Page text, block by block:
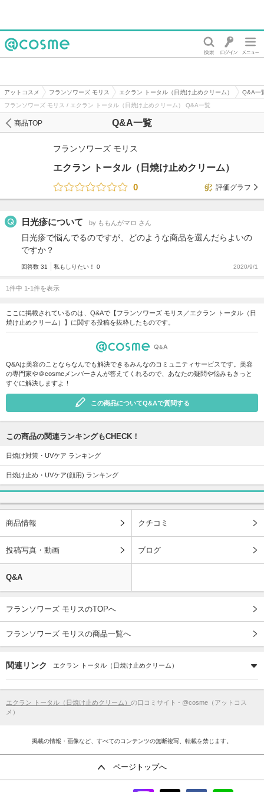
アットコスメ フランソワーズ モリス エクラン トータル（日焼け止めクリーム）
Q&A一
フランソワーズ モリス / エクラン トータル（日焼け止めクリーム） Q&A一覧
Q&A一覧
商品TOP
フランソワーズ モリス
エクラン トータル（日焼け止めクリーム）
0
評価グラフ
日光疹について by ももんがマロ さん
日光疹で悩んでるのですが、どのような商品を選んだらよいの
ですか？
回答数 31 私もしりたい！ 0 2020/9/1
1件中 1-1件を表示
ここに掲載されているのは、Q&Aで【フランソワーズ モリス／エクラン トータル（日
焼け止めクリーム）】に関する投稿を抜粋したものです。
Q&Aは美容のことならなんでも解決できるみんなのコミュニティサービスです。美容
の専門家や＠cosmeメンバーさんが答えてくれるので、あなたの疑問や悩みもきっと
すぐに解決しますよ！
この商品についてQ&Aで質問する
この商品の関連ランキングもCHECK！
日焼け対策・UVケア ランキング
日焼け止め・UVケア(顔用) ランキング
商品情報 クチコミ
投稿写真・動画 ブログ
Q&A
フランソワーズ モリスのTOPへ
フランソワーズ モリスの商品一覧へ
関連リンク エクラン トータル（日焼け止めクリーム）
エクラン トータル（日焼け止めクリーム） の口コミサイト - @cosme（アットコス
メ）
掲載の情報・画像など、すべてのコンテンツの無断複写、転載を禁じます。
ページトップへ